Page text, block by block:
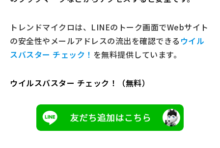
トレンドマイクロは、LINEのトーク画面でWebサイト
の安全性やメールアドレスの流出を確認できる ウイル
スバスター チェック！ を無料提供しています。
ウイルスバスター チェック！（無料）